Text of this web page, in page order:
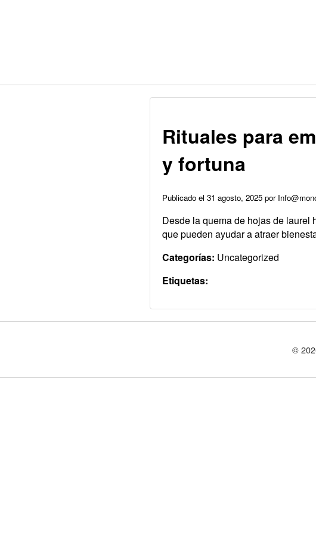
Rituales para
y fortuna
Publicado el 31 agosto, 2025 por
Desde la quema de hojas de laurel
que pueden ayudar a atraer
Categorías: Uncategorized
Etiquetas:
©